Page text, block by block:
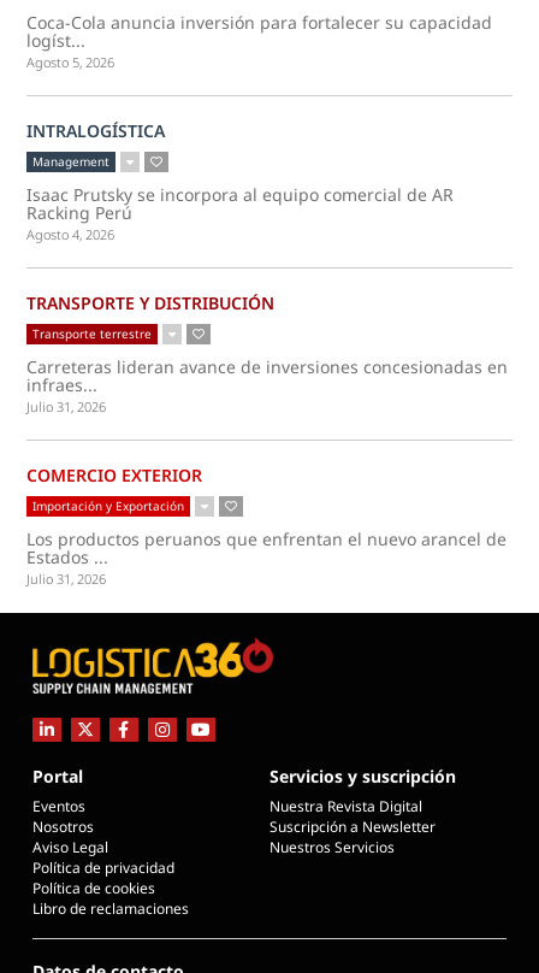
Coca-Cola anuncia inversión para fortalecer su capacidad
logíst...
Agosto 5, 2026
INTRALOGÍSTICA
Management
Isaac Prutsky se incorpora al equipo comercial de AR
Racking Perú
Agosto 4, 2026
TRANSPORTE Y DISTRIBUCIÓN
Transporte terrestre
Carreteras lideran avance de inversiones concesionadas en
infraes...
Julio 31, 2026
COMERCIO EXTERIOR
Importación y Exportación
Los productos peruanos que enfrentan el nuevo arancel de
Estados ...
Julio 31, 2026
Portal
Eventos
Nosotros
Aviso Legal
Política de privacidad
Política de cookies
Libro de reclamaciones
Servicios y suscripción
Nuestra Revista Digital
Suscripción a Newsletter
Nuestros Servicios